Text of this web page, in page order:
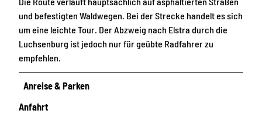
und befestigten Waldwegen. Bei der Strecke handelt es sich
um eine leichte Tour. Der Abzweig nach Elstra durch die
Luchsenburg ist jedoch nur für geübte Radfahrer zu
empfehlen.
Anreise & Parken
Anfahrt